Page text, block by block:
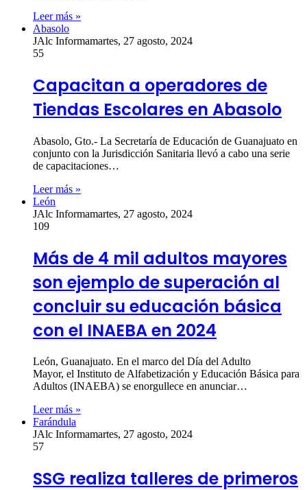
Leer más »
Abasolo
JAlc Informamartes, 27 agosto, 2024
55
Capacitan a operadores de
Tiendas Escolares en Abasolo
Abasolo, Gto.- La Secretaría de Educación de Guanajuato en
conjunto con la Jurisdicción Sanitaria llevó a cabo una serie
de capacitaciones…
Leer más »
León
JAlc Informamartes, 27 agosto, 2024
109
Más de 4 mil adultos mayores
son ejemplo de superación al
concluir su educación básica
con el INAEBA en 2024
León, Guanajuato. En el marco del Día del Adulto
Mayor, el Instituto de Alfabetización y Educación Básica para
Adultos (INAEBA) se enorgullece en anunciar…
Leer más »
Farándula
JAlc Informamartes, 27 agosto, 2024
57
SSG realiza talleres de primeros